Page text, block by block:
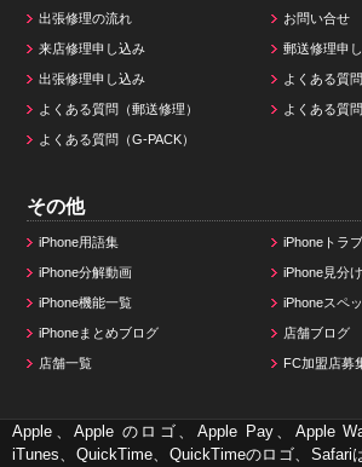
出張修理の流れ お問い合せ
来店修理申し込み 郵送修理申
出張修理申し込み よくある質
よくある質問（郵送修理） よくある質
よくある質問（G-PACK）
その他
iPhone用語集 iPhoneトラ
iPhone分解動画 iPhone見分
iPhone機能一覧 iPhoneスペ
iPhoneまとめブログ 店舗ブログ
店舗一覧 FC加盟店募
Apple、Apple のロゴ、Apple Pay、Apple
iTunes、QuickTime、QuickTimeのロゴ、Safari